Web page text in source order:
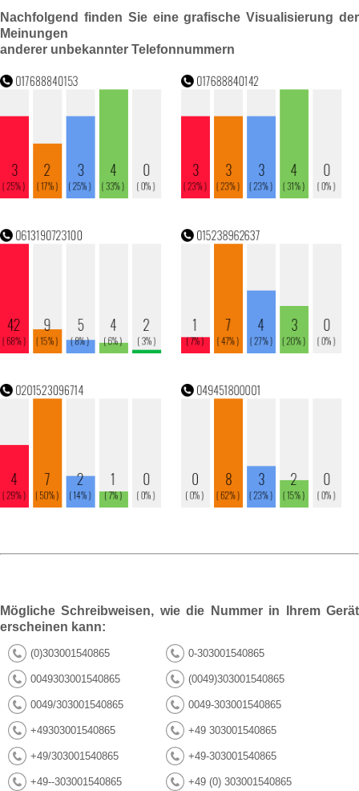
Nachfolgend finden Sie eine grafische Visualisierung der
Meinungen
anderer unbekannter Telefonnummern
Mögliche Schreibweisen, wie die Nummer in Ihrem Gerät
erscheinen kann:
(0)303001540865 0-303001540865
0049303001540865 (0049)303001540865
0049/303001540865 0049-303001540865
+49303001540865 +49 303001540865
+49/303001540865 +49-303001540865
+49--303001540865 +49 (0) 303001540865